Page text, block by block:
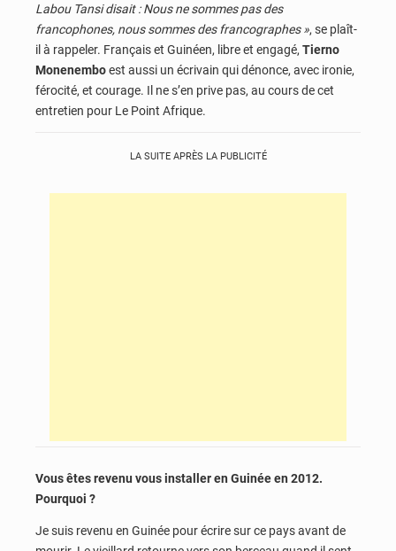
Labou Tansi disait : Nous ne sommes pas des
francophones, nous sommes des francographes », se plaît-
il à rappeler. Français et Guinéen, libre et engagé, Tierno
Monenemboest aussi un écrivain qui dénonce, avec ironie,
férocité, et courage. Il ne s’en prive pas, au cours de cet
entretien pour Le Point Afrique.
LA SUITE APRÈS LA PUBLICITÉ
Vous êtes revenu vous installer en Guinée en 2012.
Pourquoi ?
Je suis revenu en Guinée pour écrire sur ce pays avant de